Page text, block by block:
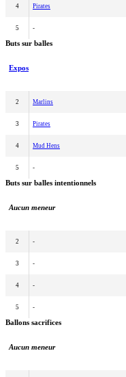
4 Pirates
5 -
Buts sur balles
Expos
2 Marlins
3 Pirates
4 Mud Hens
5 -
Buts sur balles intentionnels
Aucun meneur
2 -
3 -
4 -
5 -
Ballons sacrifices
Aucun meneur